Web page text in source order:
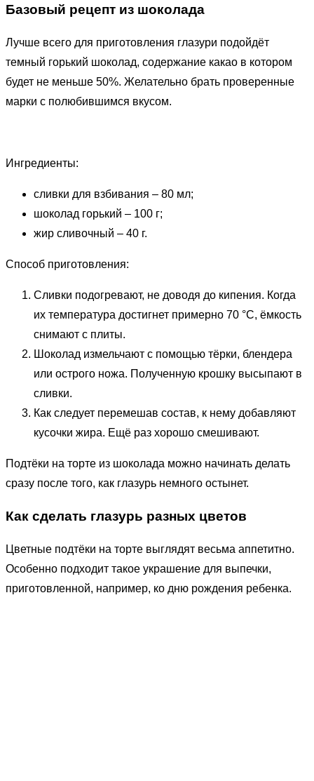
Базовый рецепт из шоколада
Лучше всего для приготовления глазури подойдёт
темный горький шоколад, содержание какао в котором
будет не меньше 50%. Желательно брать проверенные
марки с полюбившимся вкусом.
Ингредиенты:
сливки для взбивания – 80 мл;
шоколад горький – 100 г;
жир сливочный – 40 г.
Способ приготовления:
Сливки подогревают, не доводя до кипения. Когда
их температура достигнет примерно 70 °С, ёмкость
снимают с плиты.
Шоколад измельчают с помощью тёрки, блендера
или острого ножа. Полученную крошку высыпают в
сливки.
Как следует перемешав состав, к нему добавляют
кусочки жира. Ещё раз хорошо смешивают.
Подтёки на торте из шоколада можно начинать делать
сразу после того, как глазурь немного остынет.
Как сделать глазурь разных цветов
Цветные подтёки на торте выглядят весьма аппетитно.
Особенно подходит такое украшение для выпечки,
приготовленной, например, ко дню рождения ребенка.